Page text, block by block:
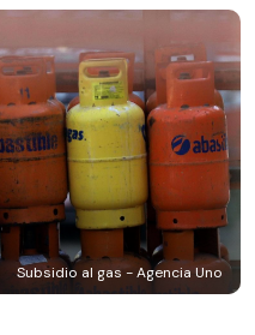
Subsidio al gas - Agencia Uno